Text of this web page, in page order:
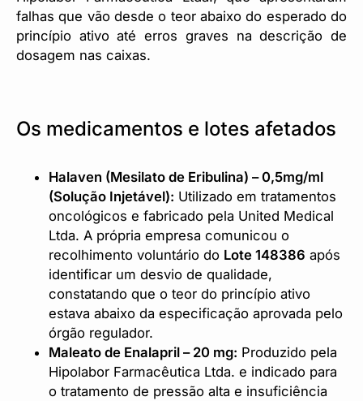
falhas que vão desde o teor abaixo do esperado do
princípio ativo até erros graves na descrição de
dosagem nas caixas.
Os medicamentos e lotes afetados
Halaven (Mesilato de Eribulina) – 0,5mg/ml
(Solução Injetável): Utilizado em tratamentos
oncológicos e fabricado pela United Medical
Ltda. A própria empresa comunicou o
recolhimento voluntário do Lote 148386 após
identificar um desvio de qualidade,
constatando que o teor do princípio ativo
estava abaixo da especificação aprovada pelo
órgão regulador.
Maleato de Enalapril – 20 mg: Produzido pela
Hipolabor Farmacêutica Ltda. e indicado para
o tratamento de pressão alta e insuficiência